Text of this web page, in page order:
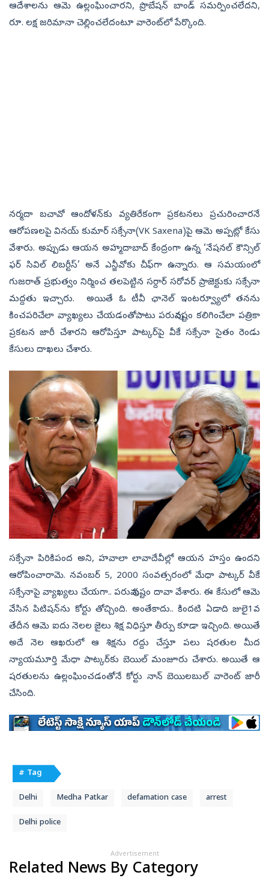
ఆదేశాలను ఆమె ఉల్లంఘించారని, ప్రొబేషన్‌ బాండ్‌ సమర్పించలేదని,
రూ. లక్ష జరిమానా చెల్లించలేదంటూ వారెంట్‌లో పేర్కొంది.
నర్మదా బచావో ఆందోళన్‌కు వ్యతిరేకంగా ప్రకటనలు ప్రచురించారనే
ఆరోపణలపై వినయ్‌ కుమార్‌ సక్సేనా(VK Saxena)పై ఆమె అప్పట్లో కేసు
వేశారు. అప్పుడు ఆయన అహ్మదాబాద్‌ కేంద్రంగా ఉన్న ‘నేషనల్‌ కౌన్సిల్‌
ఫర్‌ సివిల్‌ లిబర్టీస్‌’ అనే ఎన్జీవోకు చీఫ్‌గా ఉన్నారు. ఆ సమయంలో
గుజరాత్‌ ప్రభుత్వం నిర్మించ తలపెట్టిన సర్దార్‌ సరోవర్‌ ప్రాజెక్టుకు సక్సేనా
మద్దతు ఇచ్చారు. అయితే ఓ టీవీ ఛానెల్‌ ఇంటర్వ్యూలో తనను
కించపరిచేలా వ్యాఖ్యలు చేయడంతోపాటు పరువునష్టం కలిగించేలా పత్రికా
ప్రకటన జారీ చేశారని ఆరోపిస్తూ పాట్కర్‌పై వీకే సక్సేనా సైతం రెండు
కేసులు దాఖలు చేశారు.
సక్సేనా పిరికిపంద అని, హవాలా లావాదేవీల్లో ఆయన హస్తం ఉందని
ఆరోపించారామె. నవంబర్‌ 5, 2000 సంవత్సరంలో మేధా పాట్కర్‌ వీకే
సక్సేనాపై వ్యాఖ్యలు చేయగా.. పరువు నష్టం దావా వేశారు. ఈ కేసులో ఆమె
వేసిన పిటిషన్‌ను కోర్టు తోచ్చింది. అంతేకాదు.. కిందటి ఏడాది జులై1వ
తేదీన ఆమె ఐదు నెలల జైలు శిక్ష విధిస్తూ తీర్పు కూడా ఇచ్చింది. అయితే
అదే నెల ఆఖరులో ఆ శిక్షను రద్దు చేస్తూ పలు షరతుల మీద
న్యాయమూర్తి మేధా పాట్కర్‌కు బెయిల్‌ మంజూరు చేశారు. అయితే ఆ
షరతులను ఉల్లంఘించడంతోనే కోర్టు నాన్‌ బెయిలబుల్‌ వారెంట్‌ జారీ
చేసింది.
# Tag
Delhi Medha Patkar defamation case arrest
Delhi police
Advertisement
Related News By Category